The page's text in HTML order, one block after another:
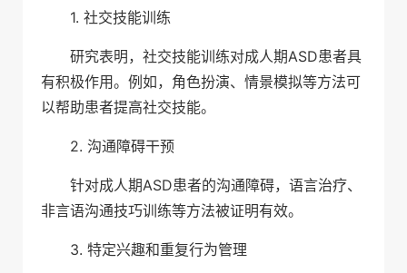
1. 社交技能训练
研究表明，社交技能训练对成人期ASD患者具
有积极作用。例如，角色扮演、情景模拟等方法可
以帮助患者提高社交技能。
2. 沟通障碍干预
针对成人期ASD患者的沟通障碍，语言治疗、
非言语沟通技巧训练等方法被证明有效。
3. 特定兴趣和重复行为管理